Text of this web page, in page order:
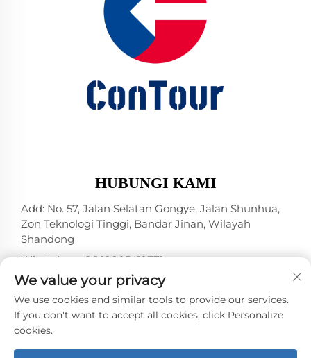
HUBUNGI KAMI
Add: No. 57, Jalan Selatan Gongye, Jalan Shunhua,
Zon Teknologi Tinggi, Bandar Jinan, Wilayah
Shandong
WhatsApp:+86 18805412771
+1（314）5989651
E-mel:[email protected]
We value your privacy
We use cookies and similar tools to provide our services.
If you don't want to accept all cookies, click Personalize
cookies.